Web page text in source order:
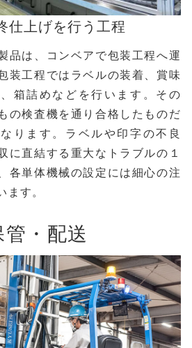
仕上げを行う工程
品は、コンベアで包装工程へ運
装工程ではラベルの装着、賞味
箱詰めなどを行います。その
の検査機を通り合格したものだ
ります。ラベルや印字の不良
に直結する重大なトラブルの１
各単体機械の設定には細心の注
ます。
管・配送